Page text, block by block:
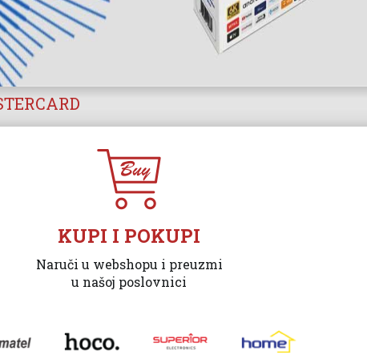
KUPI I POKUPI
Naruči u webshopu i preuzmi
u našoj poslovnici